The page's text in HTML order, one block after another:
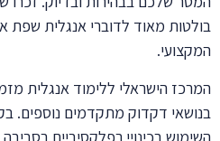
בולטות מאוד לדוברי אנגלית שפת
המקצועי.
המרכז הישראלי ללימוד אנגלית
בנושאי דקדוק מתקדמים נוספים.
השימוש בכינויי רפלקסיביים